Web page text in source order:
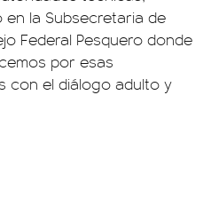
la Subsecretaria de
Federal Pesquero donde
por esas
con el diálogo adulto y